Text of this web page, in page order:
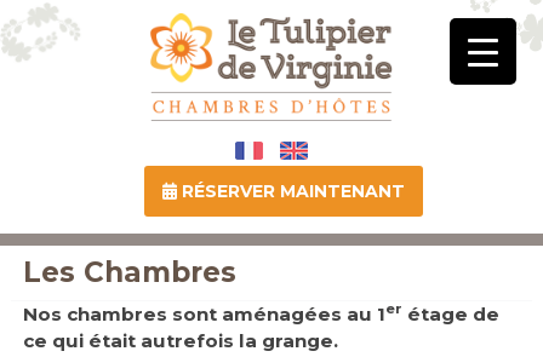
RÉSERVER MAINTENANT
Les Chambres
Nos chambres sont aménagées au 1er étage de
ce qui était autrefois la grange.